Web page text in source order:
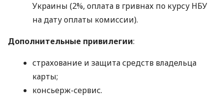
Украины (2%, оплата в гривнах по курсу НБУ
на дату оплаты комиссии).
Дополнительные привилегии:
страхование и защита средств владельца
карты;
консьерж-сервис.